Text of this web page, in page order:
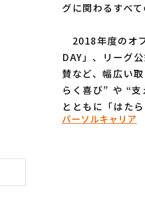
グに関わるすべ
2018年度のオ
DAY」、リーグ
賛など、幅広い
らく喜び” や “
とともに「はた
パーソルキャリア